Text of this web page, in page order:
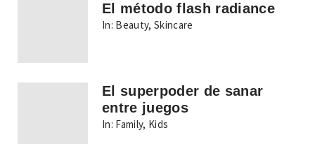
El método flash radiance
In: Beauty,Skincare
El superpoder de sanar
entre juegos
In: Family, Kids